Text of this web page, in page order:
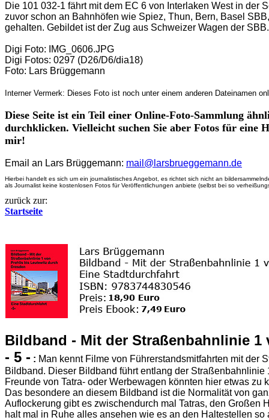
Die 101 032-1 fährt mit dem EC 6 von Interlaken West in der
zuvor schon an Bahnhöfen wie Spiez, Thun, Bern, Basel
gehalten. Gebildet ist der Zug aus Schweizer Wagen der SBB.
Digi Foto: IMG_0606.JPG
Digi Fotos: 0297 (D26/D6/dia18)
Foto: Lars Brüggemann
Interner Vermerk: Dieses Foto ist noch unter einem anderen Dateinamen
Diese Seite ist ein Teil einer Online-Foto-Sammlung
durchklicken. Vielleicht suchen Sie aber Fotos für eine
mir!
Email an Lars Brüggemann: mail@larsbrueggemann.de
Hierbei handelt es sich um ein journalistisches Angebot, es richtet sich nicht an
als Journalist keine kostenlosen Fotos für Veröffentlichungen anbiete (selbst bei so
zurück zur:
Startseite
Bildband - Mit der Straßenbahnlinie
- 5 - : Man kennt Filme von Führerstandsmitfahrten mit der
Bildband. Dieser Bildband führt entlang der
Freunde von Tatra- oder Werbewagen könnten hier etwas
Das besondere an diesem Bildband ist die Normalität von
Auflockerung gibt es zwischendurch mal Tatras, den Großen
halt mal in Ruhe alles ansehen wie es an den Haltestellen so